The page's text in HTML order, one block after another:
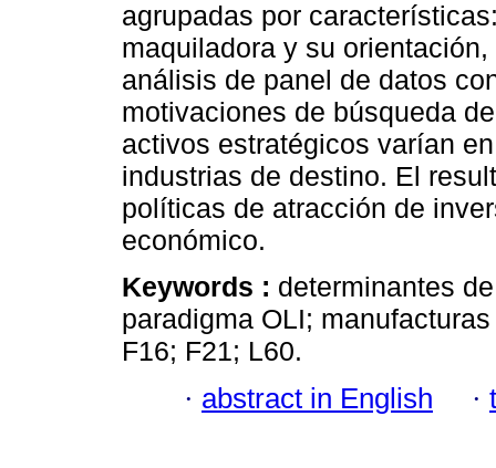
agrupadas por
maquiladora y su
análisis de panel de datos
motivaciones de búsqueda
activos estratégicos varían
industrias de destino. El
políticas de atracción de
económico.
Keywords : determinantes
paradigma OLI;
F16; F21; L60.
· abstract in English ·